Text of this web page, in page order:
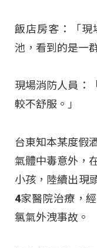
飯店房客：「現
池，看到的是一
現場消防人員：
較不舒服。」
台東知本某度假
氣體中毒意外，
小孩，陸續出現
4家醫院治療，
氯氣外洩事故。